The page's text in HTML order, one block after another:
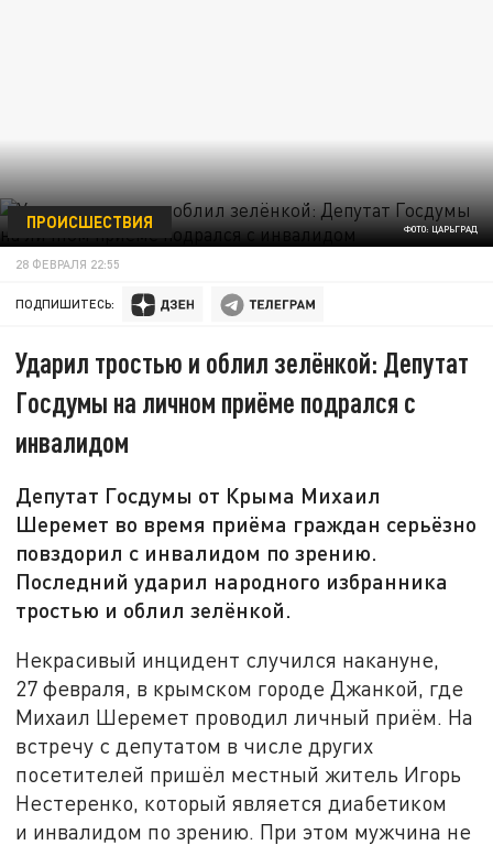
ФОТО: ЦАРЬГРАД
ПРОИСШЕСТВИЯ
28 ФЕВРАЛЯ 22:55
ПОДПИШИТЕСЬ:
Ударил тростью и облил зелёнкой: Депутат
Госдумы на личном приёме подрался с
инвалидом
Депутат Госдумы от Крыма Михаил
Шеремет во время приёма граждан серьёзно
повздорил с инвалидом по зрению.
Последний ударил народного избранника
тростью и облил зелёнкой.
Некрасивый инцидент случился накануне,
27 февраля, в крымском городе Джанкой, где
Михаил Шеремет проводил личный приём. На
встречу с депутатом в числе других
посетителей пришёл местный житель Игорь
Нестеренко, который является диабетиком
и инвалидом по зрению. При этом мужчина не